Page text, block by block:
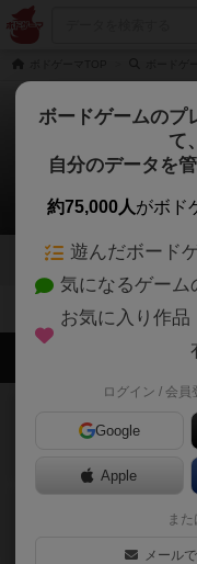
IKI
8
ボードゲームのプ
て、
自分のデータを
約75,000人がボド
遊んだボード
気になるゲーム
お気に入り作品
ログイン / 会員
Google
Apple
また
メール